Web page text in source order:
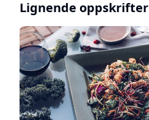
Lignende oppskrifter